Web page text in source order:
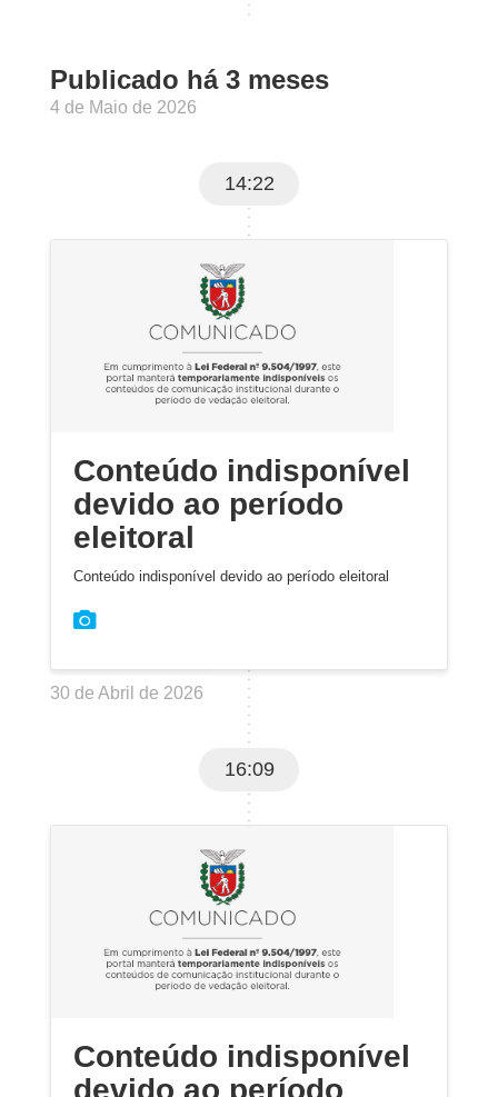
Publicado há 3 meses
4 de Maio de 2026
14:22
Conteúdo indisponível
devido ao período
eleitoral
Conteúdo indisponível devido ao período eleitoral
30 de Abril de 2026
16:09
Conteúdo indisponível
devido ao período